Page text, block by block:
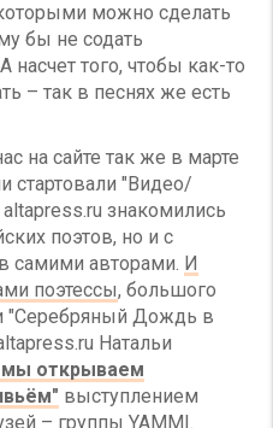
можно сделать
бы не содать
того, чтобы как-то
– так в песнях же есть
на сайте так же в марте
стартовали "Видео/
знакомились
поэтов, но и с
самими авторами. И
поэтессы, большого
"Серебряный Дождь в
Натальи
мы открываем
выступлением
– группы YAMMI.